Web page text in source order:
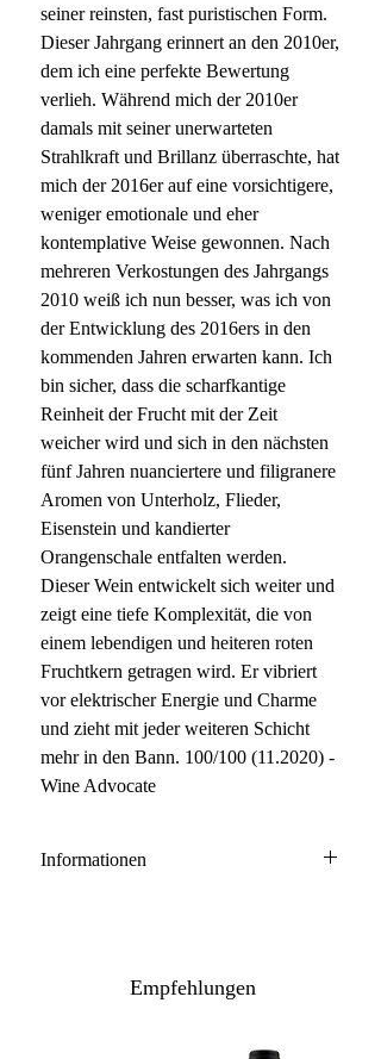
seiner reinsten, fast puristischen Form.
Dieser Jahrgang erinnert an den 2010er,
dem ich eine perfekte Bewertung
verlieh. Während mich der 2010er
damals mit seiner unerwarteten
Strahlkraft und Brillanz überraschte, hat
mich der 2016er auf eine vorsichtigere,
weniger emotionale und eher
kontemplative Weise gewonnen. Nach
mehreren Verkostungen des Jahrgangs
2010 weiß ich nun besser, was ich von
der Entwicklung des 2016ers in den
kommenden Jahren erwarten kann. Ich
bin sicher, dass die scharfkantige
Reinheit der Frucht mit der Zeit
weicher wird und sich in den nächsten
fünf Jahren nuanciertere und filigranere
Aromen von Unterholz, Flieder,
Eisenstein und kandierter
Orangenschale entfalten werden.
Dieser Wein entwickelt sich weiter und
zeigt eine tiefe Komplexität, die von
einem lebendigen und heiteren roten
Fruchtkern getragen wird. Er vibriert
vor elektrischer Energie und Charme
und zieht mit jeder weiteren Schicht
mehr in den Bann. 100/100 (11.2020) -
Wine Advocate
Informationen
Ausbau: 24 Monate Holzfass
Inhalt / Gebinde: 150 cl / 1er Holzkiste
Empfehlungen